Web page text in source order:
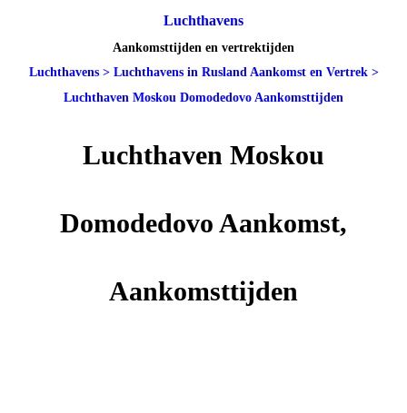
Luchthavens
Aankomsttijden en vertrektijden
Luchthavens> Luchthavens in Rusland Aankomst en Vertrek>
Luchthaven Moskou Domodedovo Aankomsttijden
Luchthaven Moskou
Domodedovo Aankomst,
Aankomsttijden